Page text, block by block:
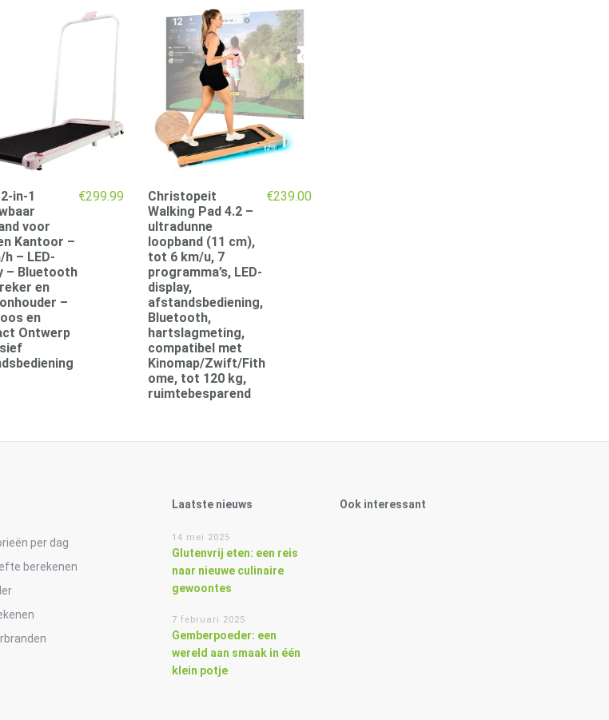
in-1
voor
Kantoor –
h – LED-
– Bluetooth
en
–
en
Ontwerp
€299.99
Christopeit
Walking Pad 4.2 –
ultradunne
loopband (11 cm),
tot 6 km/u, 7
programma’s, LED-
display,
afstandsbediening,
Bluetooth,
hartslagmeting,
compatibel met
Kinomap/Zwift/Fith
ome, tot 120 kg,
ruimtebesparend
€239.00
per dag
berekenen
Laatste nieuws
14 mei 2025
Glutenvrij eten: een reis
naar nieuwe culinaire
gewoontes
7 februari 2025
Gemberpoeder: een
wereld aan smaak in één
klein potje
Ook interessant